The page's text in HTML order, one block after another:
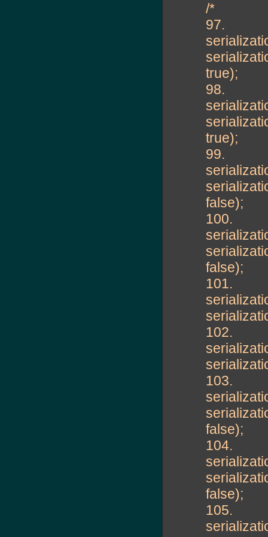
/*
97.
true);
98.
true);
99.
false);
100.
false);
101.
102.
103.
false);
104.
false);
105.